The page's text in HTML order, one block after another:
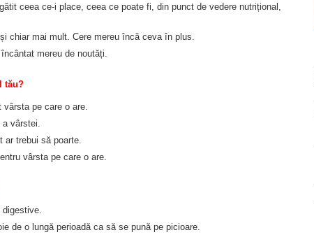
ceea ce-i place, ceea ce poate fi, din punct de vedere nutrițional,
chiar mai mult. Cere mereu încă ceva în plus.
mereu de noutăți.
tău?
pe care o are.
vârstei.
ar trebui să poarte.
vârsta pe care o are.
de o lungă perioadă ca să se pună pe picioare.